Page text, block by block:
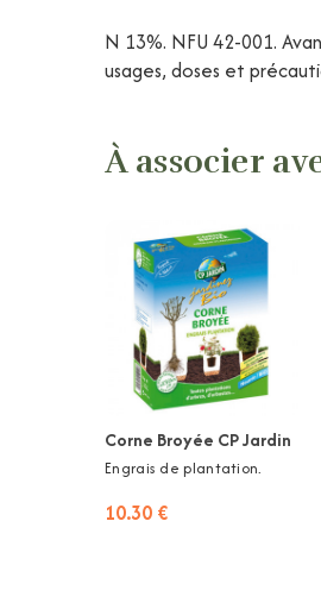
N 13%. NFU 42-001.
usages, doses et
À associer
Corne Broyée CP Jardin
Engrais de plantation.
10.30 €